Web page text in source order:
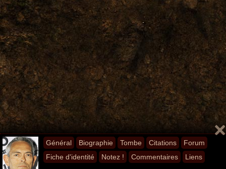
Général Biographie Tombe Citations
Forum
Fiche d'identité
Notez ! Commentaires Liens